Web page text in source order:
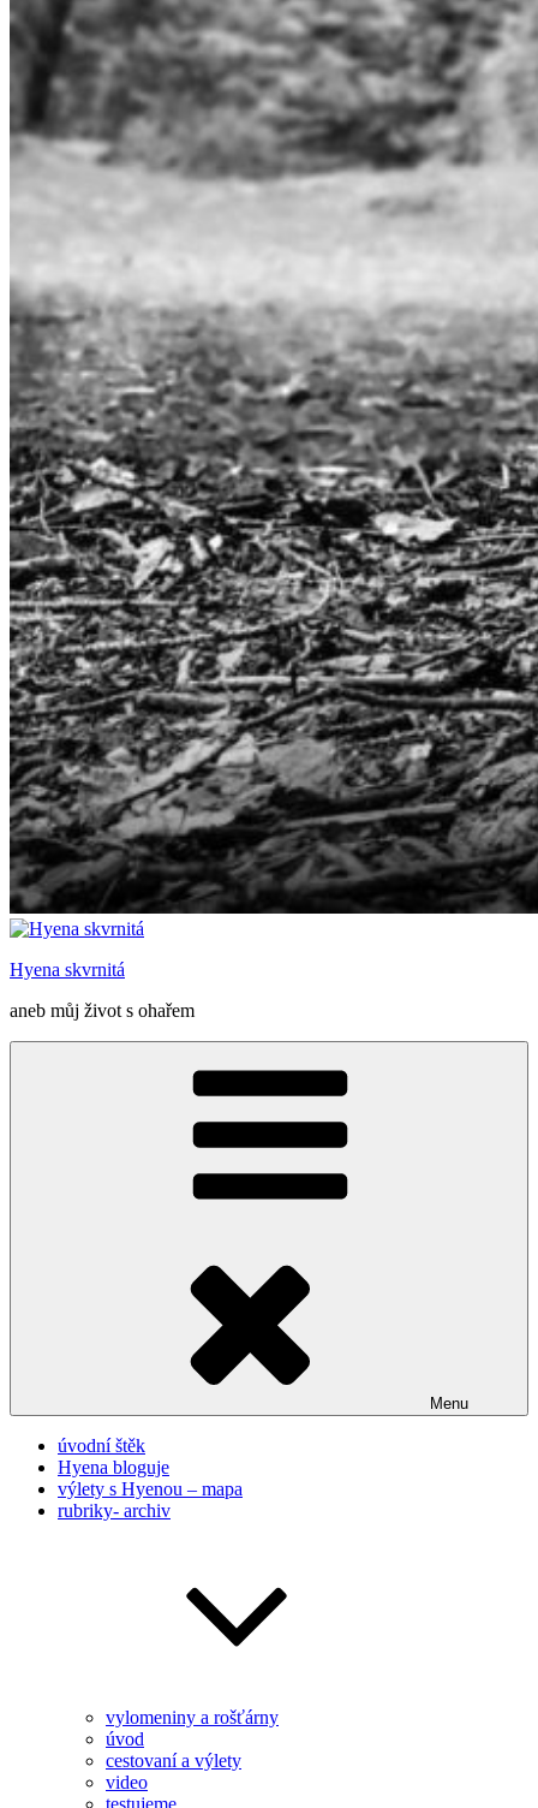
Hyena skvrnitá
aneb můj život s ohařem
Menu
úvodní štěk
Hyena bloguje
výlety s Hyenou – mapa
rubriky- archiv
vylomeniny a rošťárny
úvod
cestovaní a výlety
video
testujeme